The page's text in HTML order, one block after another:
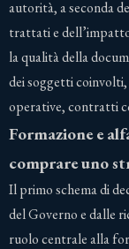
autorità, a seconda
trattati e
la qualità della
dei soggetti
operative, contratti
Formazione e
comprare uno
Il primo schema di
del Governo e dalle
ruolo centrale alla